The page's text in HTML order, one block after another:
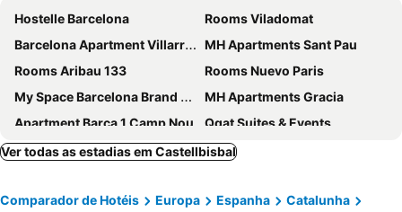
Hostelle Barcelona
Rooms Viladomat
Barcelona Apartment Villarroel
MH Apartments Sant Pau
Rooms Aribau 133
Rooms Nuevo Paris
My Space Barcelona Brand New Apartments In City Center
MH Apartments Gracia
Apartment Barca 1 Camp Nou
Qgat Suites & Events
Apartment "Bonito Piso Cerca de Park Guell" with Wi-Fi & A/C
Alojamiento Calma
Rooms Villarroel
Inside Barcelona Apartments Sants
Ver todas as estadias em Castellbisbal
Comparador de Hotéis Europa Espanha
Catalunha